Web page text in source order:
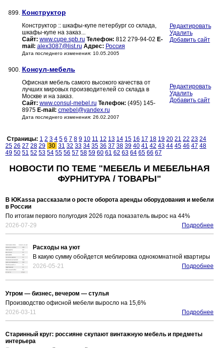
899. Конструктор
Конструктор :: шкафы-купе петербург со склада,
шкафы-купе на заказ...
Сайт: www.cupe.spb.ru Телефон: 812 279-94-02 E-
mail: alex3087@list.ru Адрес: Россия
Дата последнего изменения: 10.05.2005
Редактировать
Удалить
Добавить сайт
900. Консул-мебель
Офисная мебель самого высокого качества от
лучших мировых производителей со склада в
Москве и на заказ.
Сайт: www.consul-mebel.ru Телефон: (495) 145-
8975 E-mail: cmebel@yandex.ru
Дата последнего изменения: 26.02.2007
Редактировать
Удалить
Добавить сайт
Страницы: 1 2 3 4 5 6 7 8 9 10 11 12 13 14 15 16 17 18 19 20 21 22 23 24
25 26 27 28 29 30 31 32 33 34 35 36 37 38 39 40 41 42 43 44 45 46 47 48
49 50 51 52 53 54 55 56 57 58 59 60 61 62 63 64 65 66 67
НОВОСТИ ПО ТЕМЕ "МЕБЕЛЬ И МЕБЕЛЬНАЯ
ФУРНИТУРА / ТОВАРЫ"
В ЮKassa рассказали о росте оборота аренды оборудования и мебели
в России
По итогам первого полугодия 2026 года показатель вырос на 44%
2026-07-29
Подробнее
Расходы на уют
В какую сумму обойдется меблировка однокомнатной квартиры
2026-05-21
Подробнее
Утром — бизнес, вечером — стулья
Производство офисной мебели выросло на 15,6%
2026-03-11
Подробнее
Старинный круг: россияне скупают винтажную мебель и предметы
интерьера